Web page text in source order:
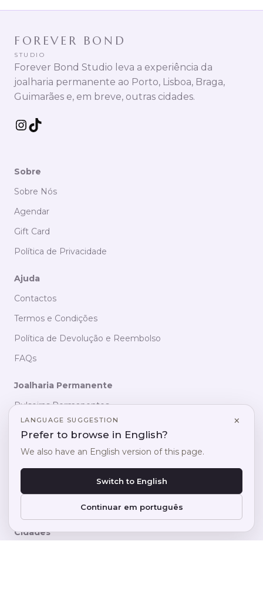
EN
FOREVER BOND
STUDIO
Forever Bond Studio leva a experiência da
joalharia permanente ao Porto, Lisboa, Braga,
Guimarães e, em breve, outras cidades.
InstagramTikTok
Sobre
Sobre Nós
Agendar
Gift Card
Política de Privacidade
Ajuda
Contactos
Termos e Condições
Política de Devolução e Reembolso
FAQs
Joalharia Permanente
Pulseiras Permanentes
Colares Permanentes
Cidades
×
LANGUAGE SUGGESTION
Prefer to browse in English?
We also have an English version of this page.
Switch to English
Continuar em português